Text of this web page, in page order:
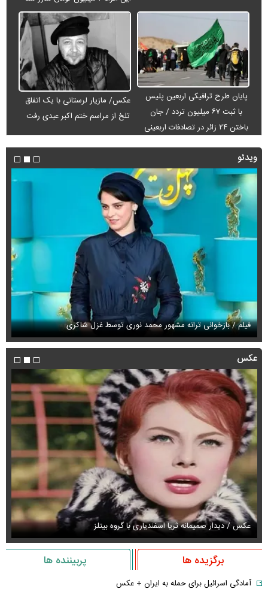
پایان طرح ترافیکی اربعین پلیس
با ثبت ۶۷ میلیون تردد / جان
باختن ۲۴ زائر در تصادفات اربعینی
عکس/ مازیار لرستانی با یک اتفاق
تلخ از مراسم ختم اکبر عبدی رفت
ویدئو
فیلم / بازخوانی ترانه مشهور محمد نوری توسط غزل شاکری
عکس
عکس / دیدار صمیمانه ثریا اسفندیاری با گروه بیتلز
برگزیده ها پربیننده ها
آمادگی اسرائیل برای حمله به ایران + عکس